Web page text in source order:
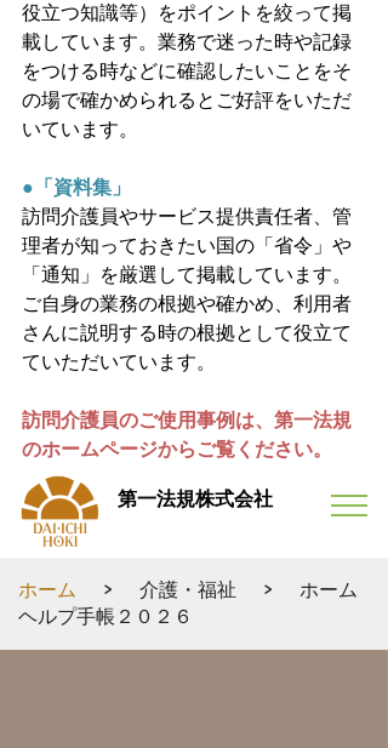
役立つ知識等）をポイントを絞って掲
載しています。業務で迷った時や記録
をつける時などに確認したいことをそ
の場で確かめられるとご好評をいただ
いています。
●「資料集」
訪問介護員やサービス提供責任者、管
理者が知っておきたい国の「省令」や
「通知」を厳選して掲載しています。
ご自身の業務の根拠や確かめ、利用者
さんに説明する時の根拠として役立て
ていただいています。
訪問介護員のご使用事例は、第一法規
のホームページからご覧ください。